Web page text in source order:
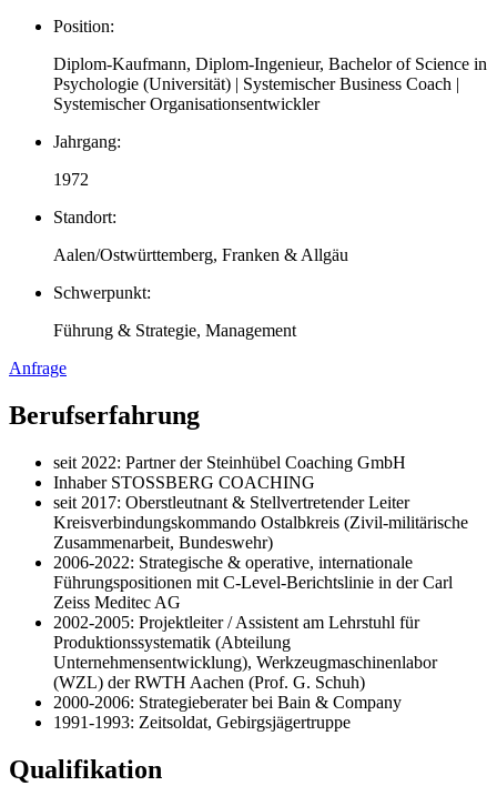
Position:
Diplom-Kaufmann, Diplom-Ingenieur, Bachelor of Science in
Psychologie (Universität) | Systemischer Business Coach |
Systemischer Organisationsentwickler
Jahrgang:
1972
Standort:
Aalen/Ostwürttemberg, Franken & Allgäu
Schwerpunkt:
Führung & Strategie, Management
Anfrage
Berufserfahrung
seit 2022: Partner der Steinhübel Coaching GmbH
Inhaber STOSSBERG COACHING
seit 2017: Oberstleutnant & Stellvertretender Leiter
Kreisverbindungskommando Ostalbkreis (Zivil-militärische
Zusammenarbeit, Bundeswehr)
2006-2022: Strategische & operative, internationale
Führungspositionen mit C-Level-Berichtslinie in der Carl
Zeiss Meditec AG
2002-2005: Projektleiter / Assistent am Lehrstuhl für
Produktionssystematik (Abteilung
Unternehmensentwicklung), Werkzeugmaschinenlabor
(WZL) der RWTH Aachen (Prof. G. Schuh)
2000-2006: Strategieberater bei Bain & Company
1991-1993: Zeitsoldat, Gebirgsjägertruppe
Qualifikation